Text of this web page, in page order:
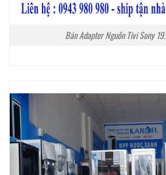
Bán Adapter Nguồn Tivi Sony